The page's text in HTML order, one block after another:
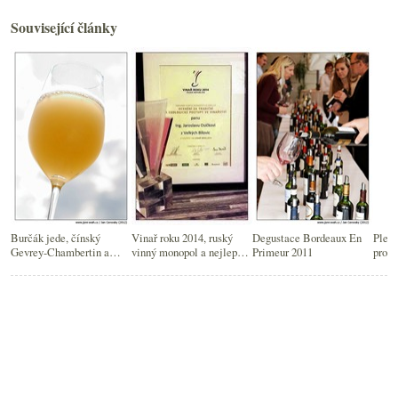
Související články
Burčák jede, čínský
Gevrey-Chambertin a
Vinař roku 2014, ruský
vinný monopol a nejlepší
Degustace Bordeaux En
Primeur 2011